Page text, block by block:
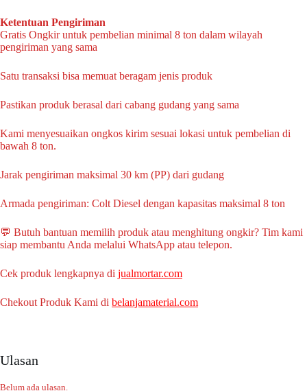
Ketentuan Pengiriman
Gratis Ongkir untuk pembelian minimal 8 ton dalam wilayah
pengiriman yang sama
Satu transaksi bisa memuat beragam jenis produk
Pastikan produk berasal dari cabang gudang yang sama
Kami menyesuaikan ongkos kirim sesuai lokasi untuk pembelian di
bawah 8 ton.
Jarak pengiriman maksimal 30 km (PP) dari gudang
Armada pengiriman: Colt Diesel dengan kapasitas maksimal 8 ton
💬 Butuh bantuan memilih produk atau menghitung ongkir? Tim kami
siap membantu Anda melalui WhatsApp atau telepon.
Cek produk lengkapnya di jualmortar.com
Chekout Produk Kami di belanjamaterial.com
Ulasan
Belum ada ulasan.